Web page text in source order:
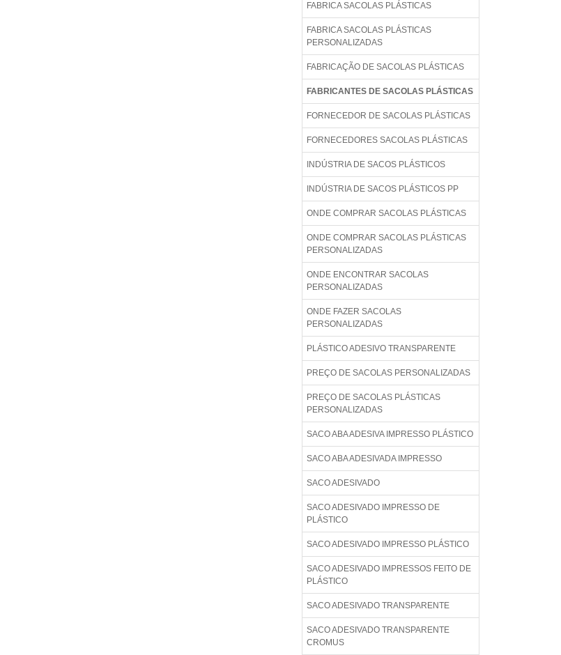
FABRICA SACOLAS PLÁSTICAS
FABRICA SACOLAS PLÁSTICAS
PERSONALIZADAS
FABRICAÇÃO DE SACOLAS PLÁSTICAS
FABRICANTES DE SACOLAS PLÁSTICAS
FORNECEDOR DE SACOLAS PLÁSTICAS
FORNECEDORES SACOLAS PLÁSTICAS
INDÚSTRIA DE SACOS PLÁSTICOS
INDÚSTRIA DE SACOS PLÁSTICOS PP
ONDE COMPRAR SACOLAS PLÁSTICAS
ONDE COMPRAR SACOLAS PLÁSTICAS
PERSONALIZADAS
ONDE ENCONTRAR SACOLAS
PERSONALIZADAS
ONDE FAZER SACOLAS
PERSONALIZADAS
PLÁSTICO ADESIVO TRANSPARENTE
PREÇO DE SACOLAS PERSONALIZADAS
PREÇO DE SACOLAS PLÁSTICAS
PERSONALIZADAS
SACO ABA ADESIVA IMPRESSO PLÁSTICO
SACO ABA ADESIVADA IMPRESSO
SACO ADESIVADO
SACO ADESIVADO IMPRESSO DE
PLÁSTICO
SACO ADESIVADO IMPRESSO PLÁSTICO
SACO ADESIVADO IMPRESSOS FEITO DE
PLÁSTICO
SACO ADESIVADO TRANSPARENTE
SACO ADESIVADO TRANSPARENTE
CROMUS